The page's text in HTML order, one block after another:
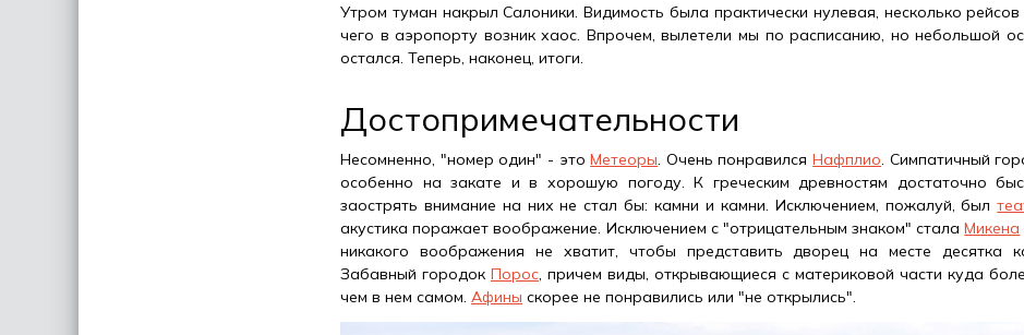
Утром туман накрыл Салоники. Видимость была практически нулевая, несколько
чего в аэропорту возник хаос. Впрочем, вылетели мы по расписанию, но небольшой
остался. Теперь, наконец, итоги.
Достопримечательности
Несомненно, "номер один" - этоМетеоры. Очень понравилсяНафплио. Симпатичный
особенно на закате и в хорошую погоду. К греческим древностям достаточно
заострять внимание на них не стал бы: камни и камни. Исключением, пожалуй, был
акустика поражает воображение. Исключением с "отрицательным знаком" сталаМикена
никакого воображения не хватит, чтобы представить дворец на месте десятка
Забавный городок Порос, причем виды, открывающиеся с материковой части куда
чем в нем самом. Афины скорее не понравились или "не открылись".